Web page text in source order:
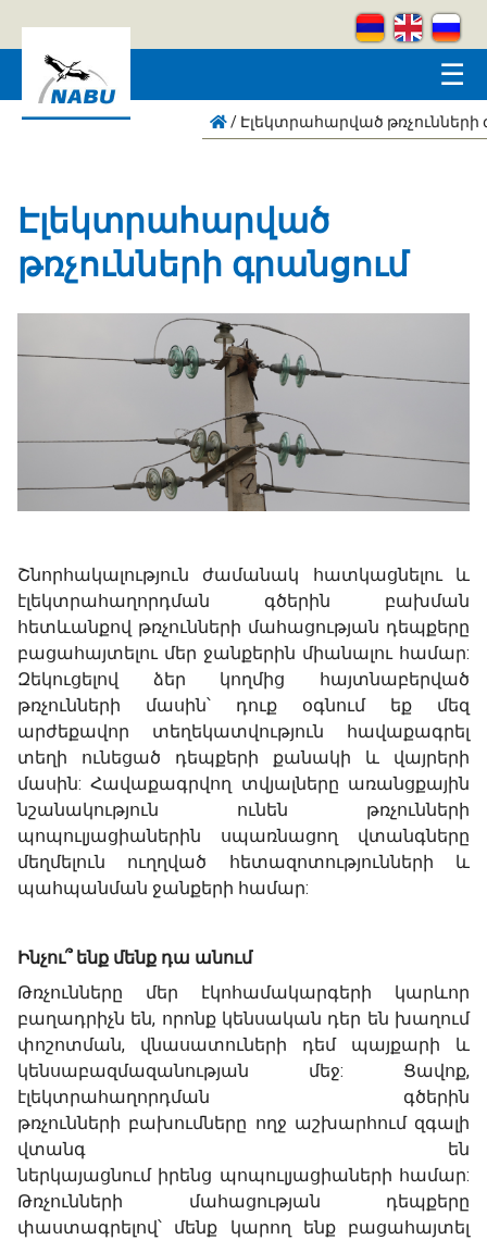
☰
/ Էլեկտրահարված թռչունների
Էլեկտրահարված
թռչունների գրանցում
Շնորհակալություն ժամանակ հատկացնելու և
էլեկտրահաղորդման գծերին բախման
հետևանքով թռչունների մահացության դեպքերը
բացահայտելու մեր ջանքերին միանալու համար:
Զեկուցելով ձեր կողմից հայտնաբերված
թռչունների մասին՝ դուք օգնում եք մեզ
արժեքավոր տեղեկատվություն հավաքագրել
տեղի ունեցած դեպքերի քանակի և վայրերի
մասին: Հավաքագրվող տվյալները առանցքային
նշանակություն ունեն թռչունների
պոպուլյացիաներին սպառնացող վտանգները
մեղմելուն ուղղված հետազոտությունների և
պահպանման ջանքերի համար:
Ինչու՞ ենք մենք դա անում
Թռչունները մեր էկոհամակարգերի կարևոր
բաղադրիչն են, որոնք կենսական դեր են խաղում
փոշոտման, վնասատուների դեմ պայքարի և
կենսաբազմազանության մեջ: Ցավոք,
էլեկտրահաղորդման գծերին
թռչունների բախումները ողջ աշխարհում զգալի
վտանգ են
ներկայացնում իրենց պոպուլյացիաների համար:
Թռչունների մահացության դեպքերը
փաստագրելով՝ մենք կարող ենք բացահայտել